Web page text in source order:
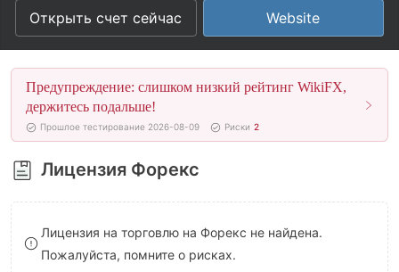
3
4
5
6
7
8
9
8
9
Открыть счет сейчас Website
Предупреждение: слишком низкий рейтинг WikiFX,
держитесь подальше!
Прошлое тестирование 2026-08-09 Риски 2
Лицензия Форекс
Лицензия на торговлю на Форекс не найдена.
Пожалуйста, помните о рисках.